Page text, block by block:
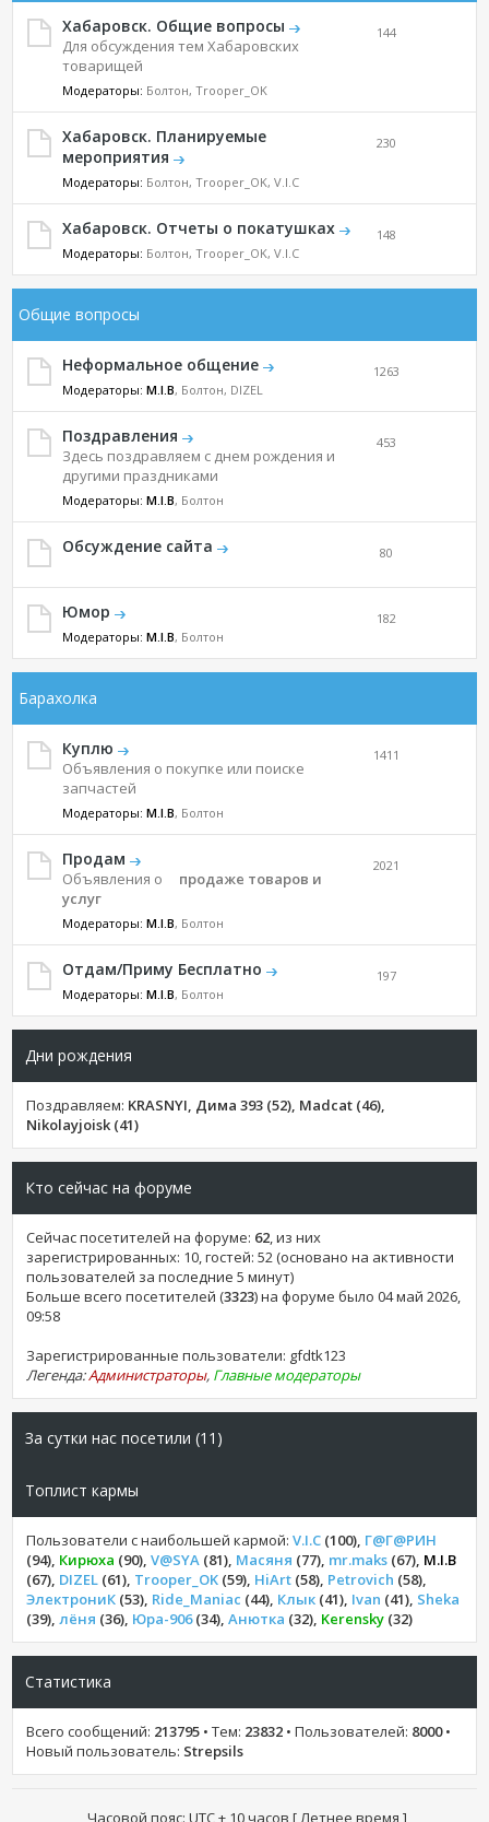
Хабаровск. Общие вопросы
Для обсуждения тем Хабаровских
товарищей
Модераторы: Болтон, Trooper_OK
144
Хабаровск. Планируемые
мероприятия
Модераторы: Болтон, Trooper_OK, V.I.C
230
Хабаровск. Отчеты о покатушках
Модераторы: Болтон, Trooper_OK, V.I.C
148
Общие вопросы
Неформальное общение
Модераторы: M.I.B, Болтон, DIZEL
1263
Поздравления
Здесь поздравляем с днем рождения и
другими праздниками
Модераторы: M.I.B, Болтон
453
Обсуждение сайта 80
Юмор
Модераторы: M.I.B, Болтон
182
Барахолка
Куплю
Объявления о покупке или поиске
запчастей
Модераторы: M.I.B, Болтон
1411
Продам
Объявления о
продаже товаров и
услуг
Модераторы: M.I.B, Болтон
2021
Отдам/Приму Бесплатно
Модераторы: M.I.B, Болтон
197
Дни рождения
Поздравляем: KRASNYI, Дима 393 (52), Madcat (46),
Nikolayjoisk (41)
Кто сейчас на форуме
Сейчас посетителей на форуме: 62, из них
зарегистрированных: 10, гостей: 52 (основано на активности
пользователей за последние 5 минут)
Больше всего посетителей (3323) на форуме было 04 май 2026,
09:58
Зарегистрированные пользователи: gfdtk123
Легенда:Администраторы, Главные модераторы
За сутки нас посетили (11)
Топлист кармы
Пользователи с наибольшей кармой:V.I.C (100), Г@Г@РИН
(94), Кирюха (90),V@SYA (81), Масяня (77), mr.maks (67), M.I.B
(67), DIZEL (61), Trooper_OK (59), HiArt (58), Petrovich (58),
ЭлектрониК (53), Ride_Maniac (44), Клык (41), Ivan (41), Sheka
(39),лёня (36), Юра-906(34),Анютка (32), Kerensky (32)
Статистика
Всего сообщений: 213795 • Тем: 23832 • Пользователей: 8000•
Новый пользователь: Strepsils
Часовой пояс: UTC + 10 часов [ Летнее время ]